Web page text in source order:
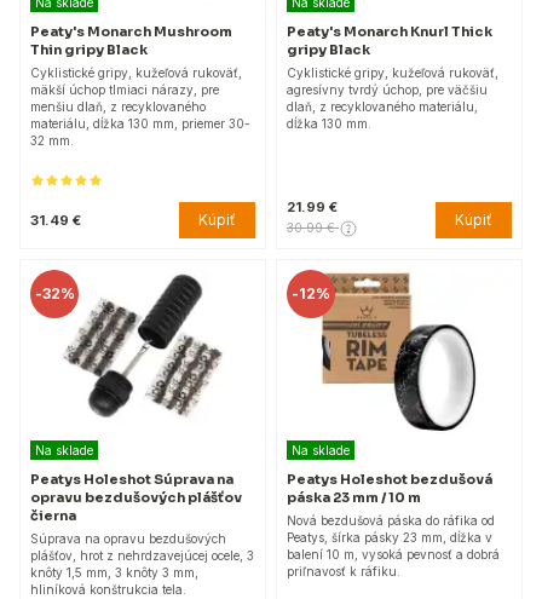
Peaty's Monarch Mushroom
Thin gripy Black
Cyklistické gripy, kužeľová rukoväť,
mäkší úchop tlmiaci nárazy, pre
menšiu dlaň, z recyklovaného
materiálu, dĺžka 130 mm, priemer 30-
32 mm.
31.49 € Kúpiť
Peaty's Monarch Knurl Thick
gripy Black
Cyklistické gripy, kužeľová rukoväť,
agresívny tvrdý úchop, pre väčšiu
dlaň, z recyklovaného materiálu,
dĺžka 130 mm.
21.99 €
30.99 € Kúpiť
-32%
Na sklade
Peatys Holeshot Súprava na
opravu bezdušových plášťov
čierna
Súprava na opravu bezdušových
plášťov, hrot z nehrdzavejúcej ocele, 3
knôty 1,5 mm, 3 knôty 3 mm,
hliníková konštrukcia tela.
-12%
Na sklade
Peatys Holeshot bezdušová
páska 23 mm / 10 m
Nová bezdušová páska do ráfika od
Peatys, šírka pásky 23 mm, dĺžka v
balení 10 m, vysoká pevnosť a dobrá
priľnavosť k ráfiku.